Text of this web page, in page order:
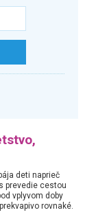
deti naprieč
prevedie cestou
vplyvom doby
rovnaké.